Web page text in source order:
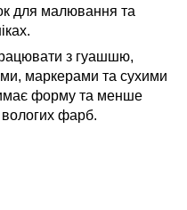
для малювання та
з гуашшю,
маркерами та сухими
форму та менше
вологих фарб.